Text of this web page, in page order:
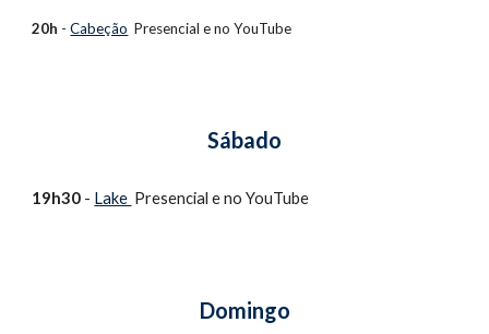
20h - Cabeção
  Presencial e no
YouTube
Sábado
19h30 - Lake Presencial e no YouTube
Domingo